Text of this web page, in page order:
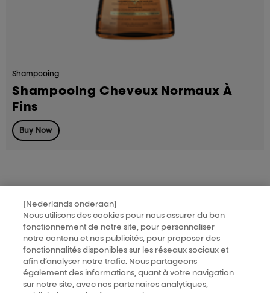
Shampooing
Shampooing Cheveux Normaux À
Fins
Buy Now
MY HAIR[iD]
Trouver un salon
[Nederlands onderaan]
Nous utilisons des cookies pour nous assurer du bon
fonctionnement de notre site, pour personnaliser
notre contenu et nos publicités, pour proposer des
fonctionnalités disponibles sur les réseaux sociaux et
afin d’analyser notre trafic. Nous partageons
également des informations, quant à votre navigation
sur notre site, avec nos partenaires analytiques,